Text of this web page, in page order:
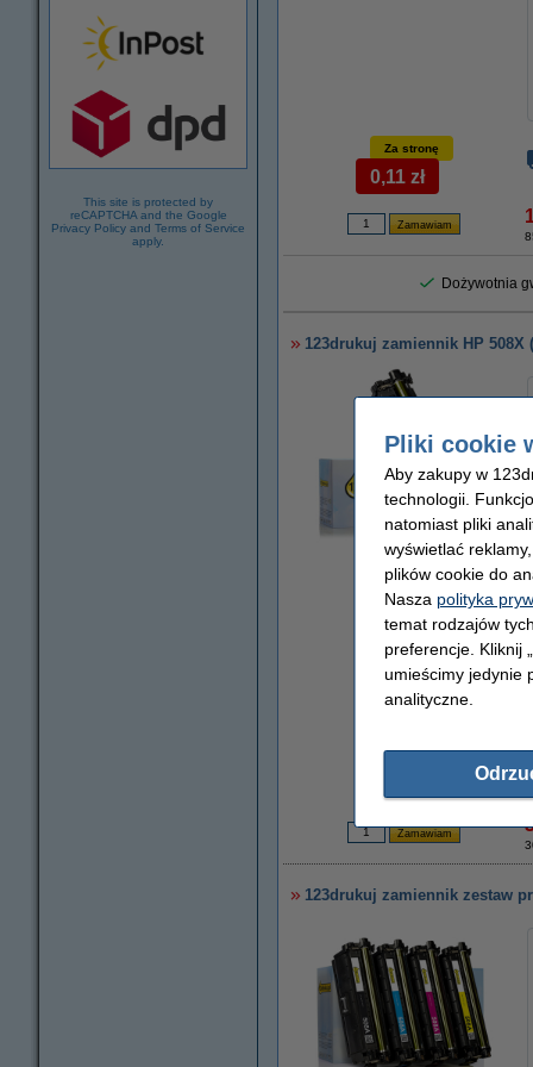
This site is protected by
reCAPTCHA and the Google
Privacy Policy and Terms of Service
apply.
Za stronę
0,11 zł
Dożywotnia
123drukuj zamiennik HP
powiększ
Za stronę
123drukuj zamiennik zestaw
Pliki cookie
Aby zakupy w
technologii.
natomiast pliki
wyświetlać
plików cookie do
Nasza polityka
temat rodzajów
preferencje. Kliknij
umieścimy jedynie
analityczne.